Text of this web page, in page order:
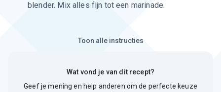
blender. Mix alles fijn tot een marinade.
Toon alle instructies
Wat vond je van dit recept?
Geef je mening en help anderen om de perfecte keuze